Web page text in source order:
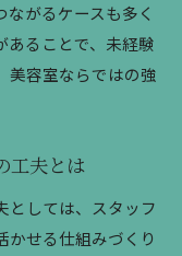
がるケースも多く
あることで、未経験
美容室ならではの強
工夫とは
としては、スタッフ
せる仕組みづくり